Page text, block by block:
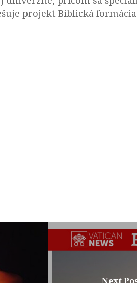
projekt Biblická